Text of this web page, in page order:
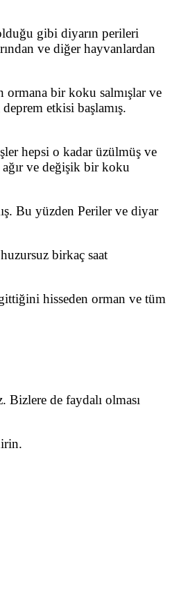
gibi diyarın perileri
ve diğer hayvanlardan
ormana bir koku salmışlar ve
etkisi başlamış.
hepsi o kadar üzülmüş ve
ağır ve değişik bir koku
Bu yüzden Periler ve diyar
birkaç saat
hisseden orman ve tüm
de faydalı olması